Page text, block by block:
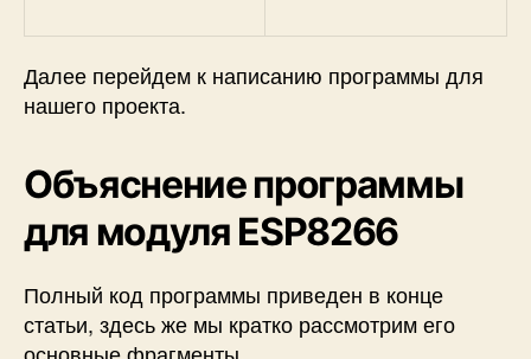
Далее перейдем к написанию программы для
нашего проекта.
Объяснение программы
для модуля ESP8266
Полный код программы приведен в конце
статьи, здесь же мы кратко рассмотрим его